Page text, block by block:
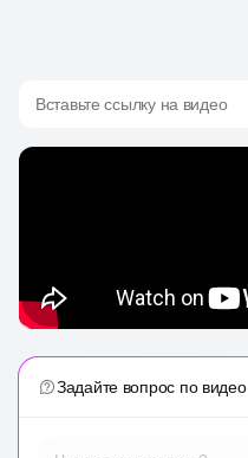
Вставьте ссылку на видео
Задайте вопрос по видео